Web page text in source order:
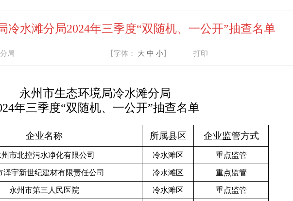
冷水滩分局2024年三季度“双随机、一公开”抽查名单
局 【字体： 大 中 小】 打印
永州市生态环境局冷水滩分局
年三季度“双随机、一公开”抽查名单
企业名称 所属县区 企业监管方式
州市北控污水净化有限公司 冷水滩区 重点监管
泽宇新世纪建材有限责任公司 冷水滩区 重点监管
永州市第三人民医院 冷水滩区 重点监管